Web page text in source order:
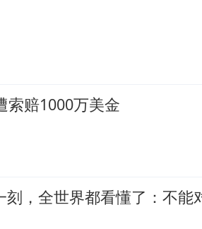
索赔1000万美金
，全世界都看懂了：不能